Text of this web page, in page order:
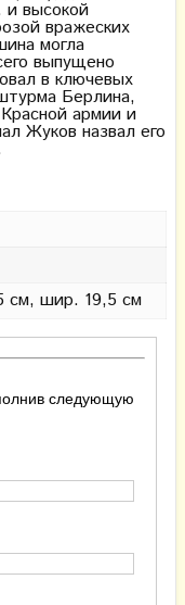
высокой
вражеских
могла
выпущено
в ключевых
Берлина,
армии и
Жуков назвал его
см, шир. 19,5 см
следующую